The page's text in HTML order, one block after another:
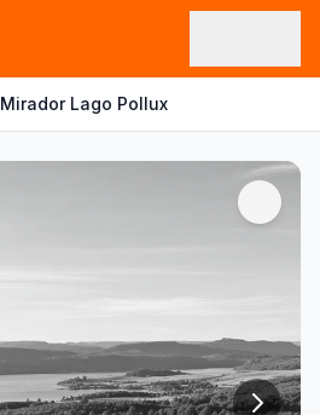
Mirador Lago Pollux